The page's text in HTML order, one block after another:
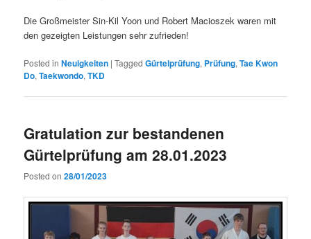
Die Großmeister Sin-Kil Yoon und Robert Macioszek waren mit
den gezeigten Leistungen sehr zufrieden!
Posted in Neuigkeiten |Tagged Gürtelprüfung, Prüfung,Tae Kwon
Do,Taekwondo,TKD
Gratulation zur bestandenen
Gürtelprüfung am 28.01.2023
Posted on28/01/2023